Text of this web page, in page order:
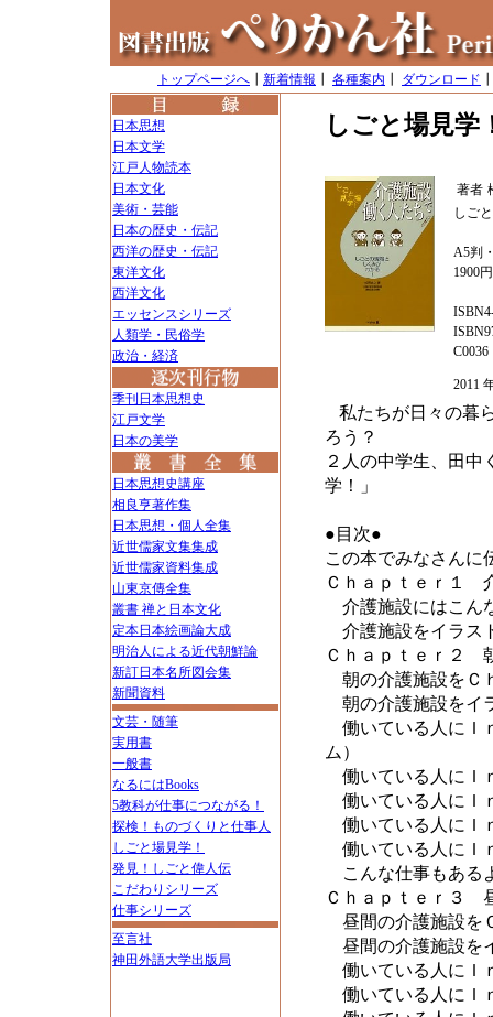
トップページへ 新着情報 各種案内 ダウンロード
日本思想
日本文学
江戸人物読本
日本文化
美術・芸能
日本の歴史・伝記
西洋の歴史・伝記
東洋文化
西洋文化
エッセンスシリーズ
人類学・民俗学
政治・経済
季刊日本思想史
江戸文学
日本の美学
日本思想史講座
相良亨著作集
日本思想・個人全集
近世儒家文集集成
近世儒家資料集成
山東京傳全集
叢書 禅と日本文化
定本日本絵画論大成
明治人による近代朝鮮論
新訂日本名所図会集
新聞資料
文芸・随筆
実用書
一般書
なるにはBooks
5教科が仕事につながる！
探検！ものづくりと仕事人
しごと場見学！
発見！しごと偉人伝
こだわりシリーズ
仕事シリーズ
至言社
神田外語大学出版局
しごと場見
著者
しご
A5判
1900
C0036
2011
私たちが日々の暮
ろう？
２人の中学生、田
学！」
●目次●
この本でみなさんに
Ｃｈａｐｔｅｒ１
介護施設にはこん
介護施設をイラス
Ｃｈａｐｔｅｒ２
朝の介護施設をＣ
朝の介護施設をイ
働いている人にＩ
ム）
働いている人にＩ
働いている人にＩ
働いている人にＩ
働いている人にＩ
こんな仕事もある
Ｃｈａｐｔｅｒ３
昼間の介護施設を
昼間の介護施設を
働いている人にＩ
働いている人にＩ